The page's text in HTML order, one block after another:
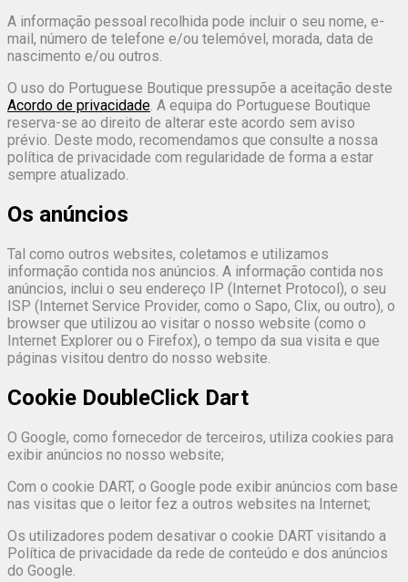
A informação pessoal recolhida pode incluir o seu nome, e-
mail, número de telefone e/ou telemóvel, morada, data de
nascimento e/ou outros.
O uso do Portuguese Boutique pressupõe a aceitação deste
Acordo de privacidade. A equipa do Portuguese Boutique
reserva-se ao direito de alterar este acordo sem aviso
prévio. Deste modo, recomendamos que consulte a nossa
política de privacidade com regularidade de forma a estar
sempre atualizado.
Os anúncios
Tal como outros websites, coletamos e utilizamos
informação contida nos anúncios. A informação contida nos
anúncios, inclui o seu endereço IP (Internet Protocol), o seu
ISP (Internet Service Provider, como o Sapo, Clix, ou outro), o
browser que utilizou ao visitar o nosso website (como o
Internet Explorer ou o Firefox), o tempo da sua visita e que
páginas visitou dentro do nosso website.
Cookie DoubleClick Dart
O Google, como fornecedor de terceiros, utiliza cookies para
exibir anúncios no nosso website;
Com o cookie DART, o Google pode exibir anúncios com base
nas visitas que o leitor fez a outros websites na Internet;
Os utilizadores podem desativar o cookie DART visitando a
Política de privacidade da rede de conteúdo e dos anúncios
do Google.